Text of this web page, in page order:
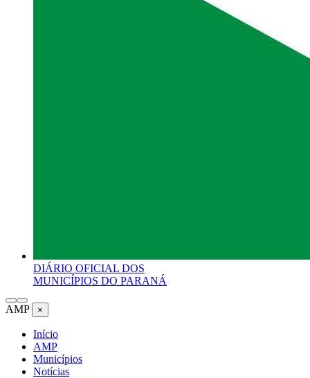
DIÁRIO OFICIAL DOS
MUNICÍPIOS DO PARANÁ
AMP ×
Início
AMP
Municípios
Notícias